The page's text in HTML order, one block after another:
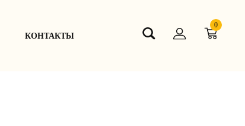
КОНТАКТЫ
0